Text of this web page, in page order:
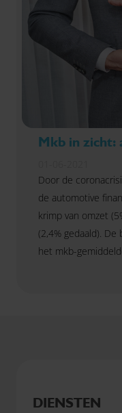
van de
bovengemiddeld.
Mkb in zicht:
Door de
de automotive
krimp van omzet
(2,4% gedaald).
het mkb-
vooral dankzij de
DIENSTEN